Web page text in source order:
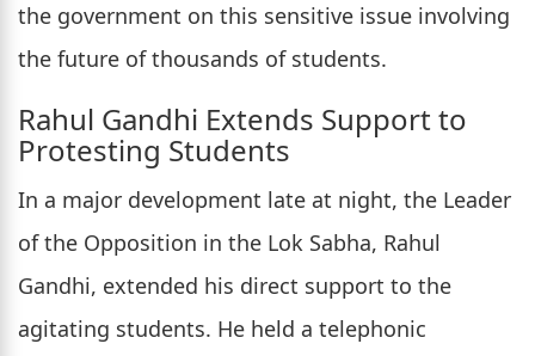
the government on this sensitive issue involving
the future of thousands of students.
Rahul Gandhi Extends Support to
Protesting Students
In a major development late at night, the Leader
of the Opposition in the Lok Sabha, Rahul
Gandhi, extended his direct support to the
agitating students. He held a telephonic